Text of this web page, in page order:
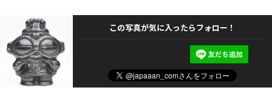
この写真が気に入ったらフォロー！